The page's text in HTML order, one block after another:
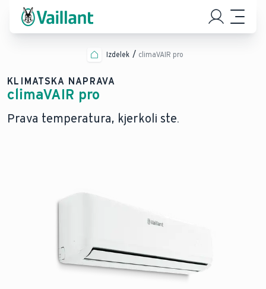
Izdelek climaVAIR pro
KLIMATSKA NAPRAVA
climaVAIR pro
Prava temperatura, kjerkoli ste.